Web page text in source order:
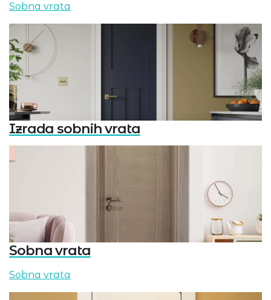
Sobna vrata
Izrada sobnih vrata
Sobna vrata
Sobna vrata